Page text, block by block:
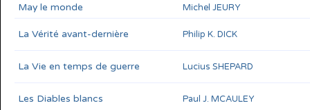
May le monde Michel JEURY
La Vérité avant-dernière Philip K. DICK
La Vie en temps de guerre Lucius SHEPARD
Les Diables blancs Paul J. MCAULEY